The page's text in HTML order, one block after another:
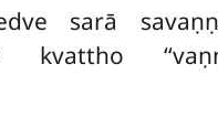
sarā